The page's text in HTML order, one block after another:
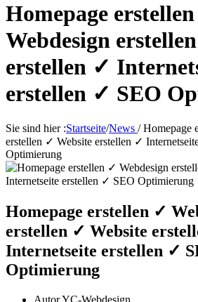
Homepage
Webdesign
erstellen ✓
erstellen ✓ SEO
Sie sind hier :Startseite/News / Homepage
erstellen ✓ Website erstellen ✓
Optimierung
Homepage erstellen ✓
erstellen ✓ Website
Internetseite erstellen ✓
Optimierung